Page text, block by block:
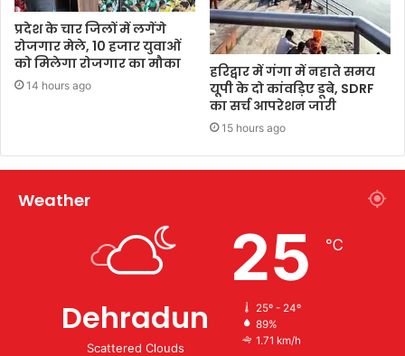
प्रदेश के चार जिलों में लगेंगे
रोजगार मेले, 10 हजार युवाओं
को मिलेगा रोजगार का मौका
14 hours ago
हरिद्वार में गंगा में नहाते समय
यूपी के दो कांवड़िए डूबे, SDRF
का सर्च आपरेशन जारी
15 hours ago
Weather
Dehradun
Scattered Clouds
25 ℃
25º - 24º
89%
1.71 km/h